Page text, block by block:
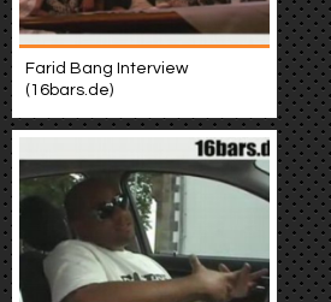
Farid Bang Interview
(16bars.de)